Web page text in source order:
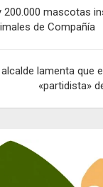
200.000 mascotas
de Compañía
lamenta que
«partidista»